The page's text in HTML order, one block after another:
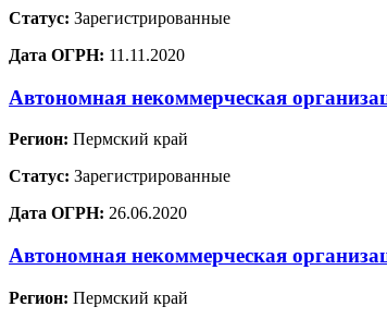
Статус: Зарегистрированные
Дата ОГРН: 11.11.2020
Автономная некоммерческая
Регион: Пермский край
Статус: Зарегистрированные
Дата ОГРН: 26.06.2020
Автономная некоммерческая
Регион: Пермский край